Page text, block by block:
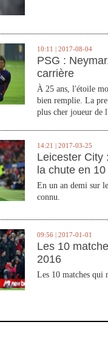
10:11 | 2017-08-04
PSG :
carrière
À 25 ans, l'étoile
bien remplie. La
plus cher joueur de
14:21 | 2017-03-25
Leicester City
la chute en
En un an demi sur
connu.
09:56 | 2017-01-01
Les 10
2016
Les 10 matches qui